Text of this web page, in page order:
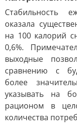
Стабильность
оказала
на 100 калорий
0,6%.
выходные
сравнению с
более
указывать на
рационом в
количества